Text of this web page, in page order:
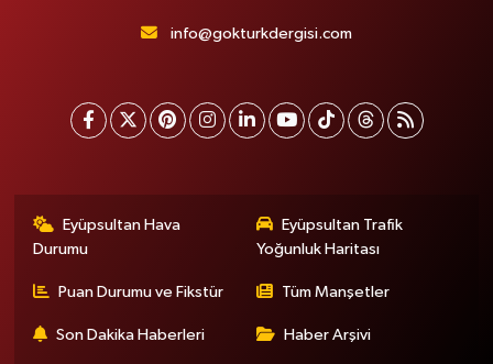
info@gokturkdergisi.com
Eyüpsultan Hava
Durumu
Eyüpsultan Trafik
Yoğunluk Haritası
Puan Durumu ve Fikstür Tüm Manşetler
Son Dakika Haberleri Haber Arşivi